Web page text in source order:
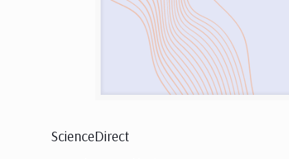
ScienceDirect